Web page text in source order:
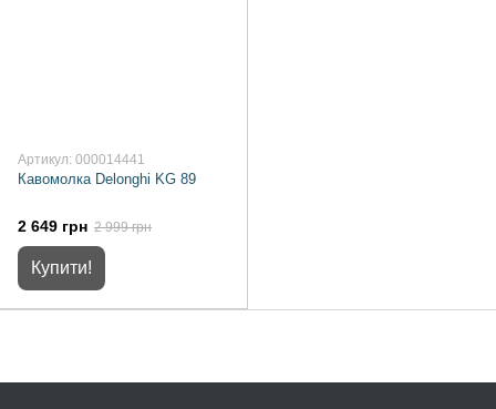
Артикул: 000014441
Кавомолка Delonghi KG 89
2 649 грн 2 999 грн
Купити!